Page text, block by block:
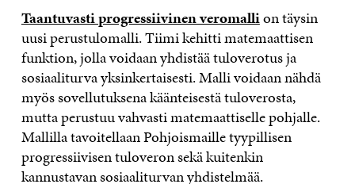
Taantuvasti progressiivinen veromallion täysin
uusi perustulomalli. Tiimi kehitti matemaattisen
funktion, jolla voidaan yhdistää tuloverotus ja
sosiaaliturva yksinkertaisesti. Malli voidaan nähdä
myös sovellutuksena käänteisestä tuloverosta,
mutta perustuu vahvasti matemaattiselle pohjalle.
Mallilla tavoitellaan Pohjoismaille tyypillisen
progressiivisen tuloveron sekä kuitenkin
kannustavan sosiaaliturvan yhdistelmää.